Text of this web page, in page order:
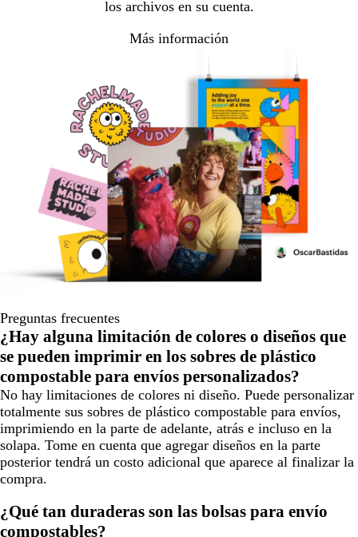
los archivos en su cuenta.
Más información
Preguntas frecuentes
¿Hay alguna limitación de colores o diseños que
se pueden imprimir en los sobres de plástico
compostable para envíos personalizados?
No hay limitaciones de colores ni diseño. Puede personalizar
totalmente sus sobres de plástico compostable para envíos,
imprimiendo en la parte de adelante, atrás e incluso en la
solapa. Tome en cuenta que agregar diseños en la parte
posterior tendrá un costo adicional que aparece al finalizar la
compra.
¿Qué tan duraderas son las bolsas para envío
compostables?